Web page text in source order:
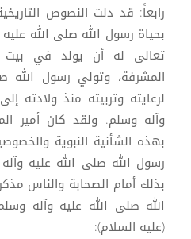
رابعاً: قد دلت النصوص
بحياة رسول الله صلى الله
تعالى له أن يولد في بيت
المشرفة، وتولي رسول الله
لرعايته وتربيته منذ ولادته
وآله وسلم. ولقد كان أمير
بهذه الشأنية النبوية
رسول الله صلى الله عليه
بذلك أمام الصحابة والناس
الله صلى الله عليه وآله
(عليه السلام):